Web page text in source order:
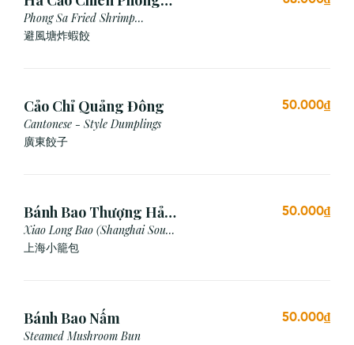
Sa
Phong Sa Fried Shrimp
Dumpling (Garlic Breadcrumb)
避風塘炸蝦餃
Cảo Chỉ Quảng Đông
Cantonese - Style Dumplings
廣東餃⼦
50.000₫
Bánh Bao Thượng Hải
(3 Viên)
Xiao Long Bao (Shanghai Soup
Dumpling)
上海小籠包
50.000₫
Bánh Bao Nấm
Steamed Mushroom Bun
50.000₫